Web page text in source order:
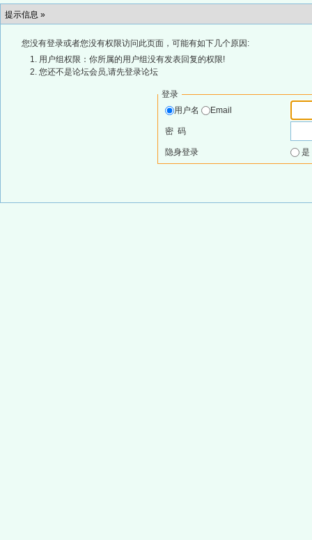
提示信息 »
您没有登录或者您没有权限访问此页面，可能有如下几个原因:
用户组权限：你所属的用户组没有发表回复的权限!
您还不是论坛会员,请先登录论坛
登录
用户名
Email
密 码
隐身登录